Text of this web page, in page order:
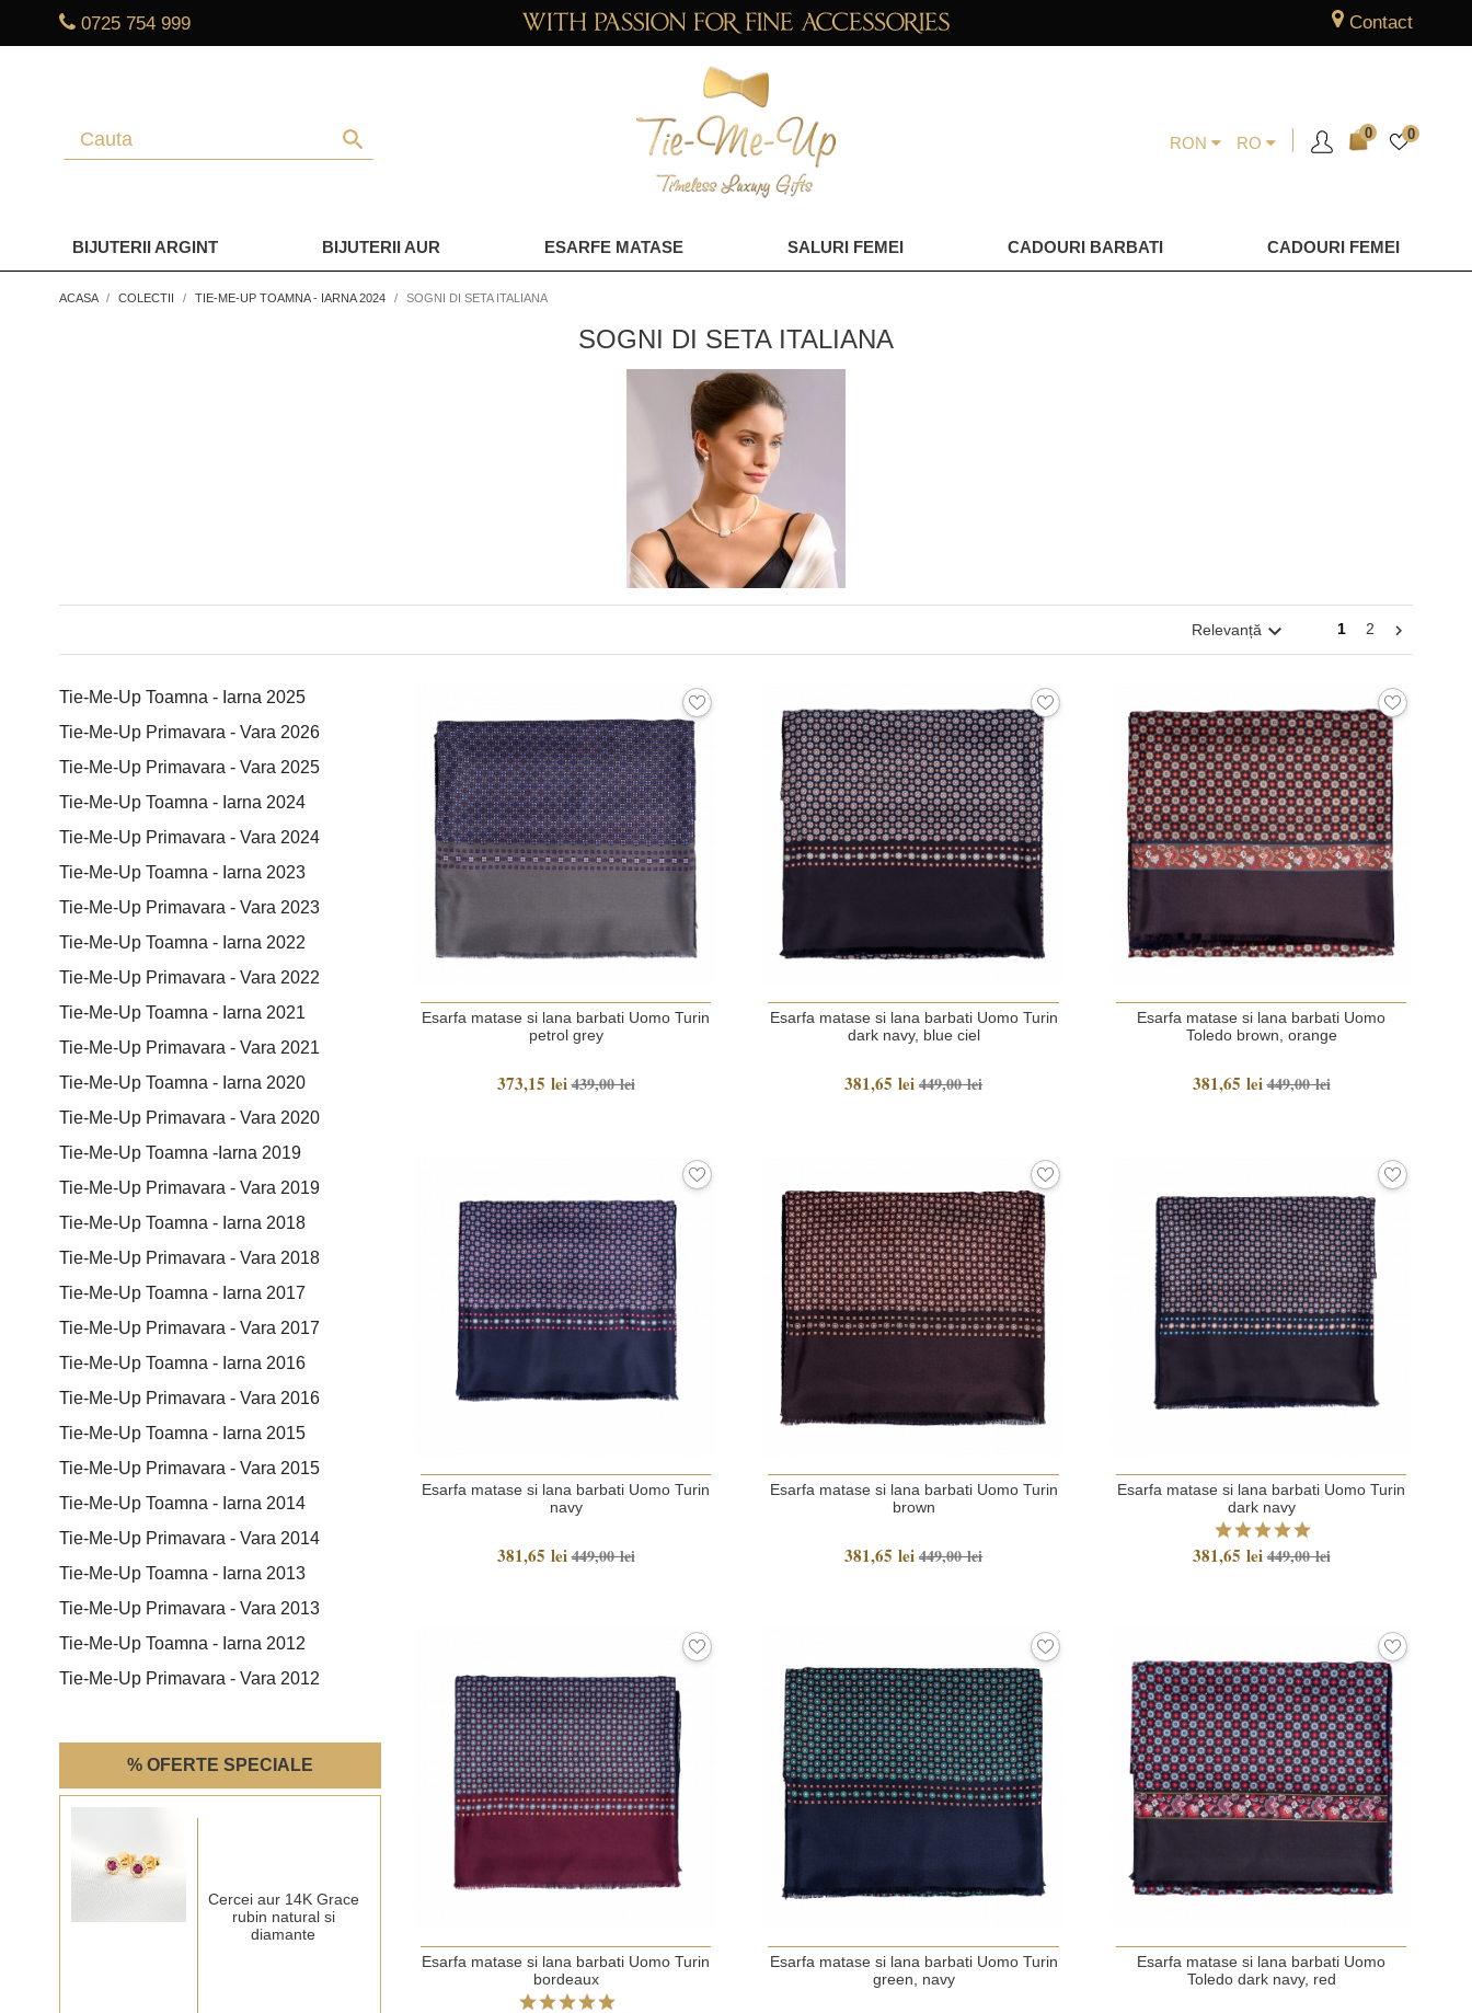
0725 754 999 Contact
search RON RO
0 0
BIJUTERII ARGINT BIJUTERII AUR ESARFE MATASE SALURI FEMEI CADOURI BARBATI CADOURI FEMEI
ACASA COLECTII TIE-ME-UP TOAMNA - IARNA 2024 SOGNI DI SETA ITALIANA
SOGNI DI SETA ITALIANA
Relevanță  1 2 
Tie-Me-Up Toamna - Iarna 2025
Tie-Me-Up Primavara - Vara 2026
Tie-Me-Up Primavara - Vara 2025
Tie-Me-Up Toamna - Iarna 2024
Tie-Me-Up Primavara - Vara 2024
Tie-Me-Up Toamna - Iarna 2023
Tie-Me-Up Primavara - Vara 2023
Tie-Me-Up Toamna - Iarna 2022
Tie-Me-Up Primavara - Vara 2022
Tie-Me-Up Toamna - Iarna 2021
Tie-Me-Up Primavara - Vara 2021
Tie-Me-Up Toamna - Iarna 2020
Tie-Me-Up Primavara - Vara 2020
Tie-Me-Up Toamna -Iarna 2019
Tie-Me-Up Primavara - Vara 2019
Tie-Me-Up Toamna - Iarna 2018
Tie-Me-Up Primavara - Vara 2018
Tie-Me-Up Toamna - Iarna 2017
Tie-Me-Up Primavara - Vara 2017
Tie-Me-Up Toamna - Iarna 2016
Tie-Me-Up Primavara - Vara 2016
Tie-Me-Up Toamna - Iarna 2015
Tie-Me-Up Primavara - Vara 2015
Tie-Me-Up Toamna - Iarna 2014
Tie-Me-Up Primavara - Vara 2014
Tie-Me-Up Toamna - Iarna 2013
Tie-Me-Up Primavara - Vara 2013
Tie-Me-Up Toamna - Iarna 2012
Tie-Me-Up Primavara - Vara 2012
% OFERTE SPECIALE
Cercei aur 14K Grace
rubin natural si
diamante
Esarfa matase si lana barbati Uomo Turin
petrol grey
373,15 lei439,00 lei
Esarfa matase si lana barbati Uomo Turin
dark navy, blue ciel
381,65 lei449,00 lei
Esarfa matase si lana barbati Uomo
Toledo brown, orange
381,65 lei449,00 lei
Esarfa matase si lana barbati Uomo Turin
navy
381,65 lei449,00 lei
Esarfa matase si lana barbati Uomo Turin
brown
381,65 lei449,00 lei
Esarfa matase si lana barbati Uomo Turin
dark navy
381,65 lei449,00 lei
Esarfa matase si lana barbati Uomo Turin
bordeaux
Esarfa matase si lana barbati Uomo Turin
green, navy
Esarfa matase si lana barbati Uomo
Toledo dark navy, red